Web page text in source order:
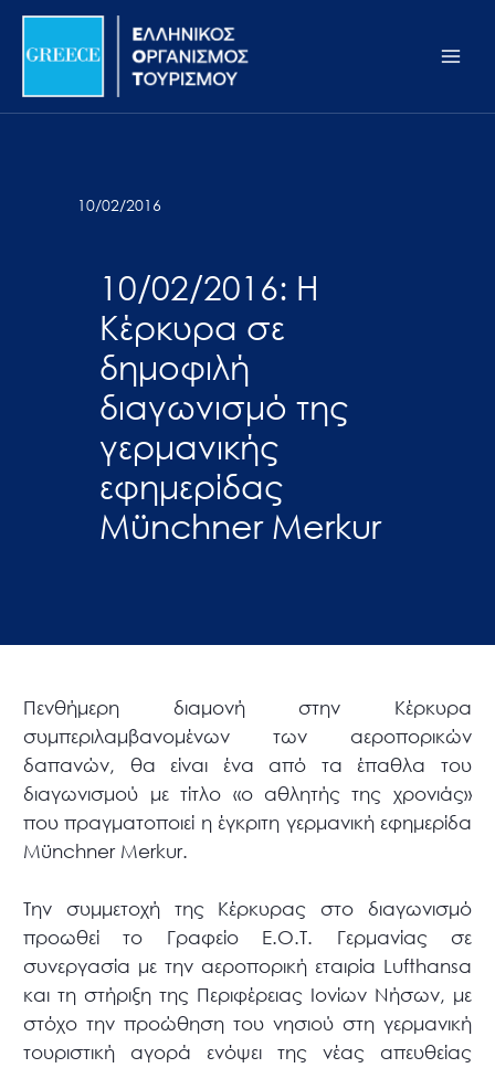
Σημείωση:
ιστότοπος
προσβασιμότητας.
Μετάβαση
περιεχόμενο
10/02/2016
10/02/2016: H
Κέρκυρα σε
δημοφιλή
διαγωνισμό της
γερμανικής
εφημερίδας
Münchner Merkur
Πενθήμερη διαμονή στην Κέρκυρα
συμπεριλαμβανομένων των αεροπορικών
δαπανών, θα είναι ένα από τα έπαθλα του
διαγωνισμού με τίτλο «ο αθλητής της χρονιάς»
που πραγματοποιεί η έγκριτη γερμανική εφημερίδα
Münchner Merkur.
Την συμμετοχή της Κέρκυρας στο διαγωνισμό
προωθεί το Γραφείο Ε.Ο.Τ. Γερμανίας σε
συνεργασία με την αεροπορική εταιρία Lufthansa
και τη στήριξη της Περιφέρειας Ιονίων Νήσων, με
στόχο την προώθηση του νησιού στη γερμανική
τουριστική αγορά ενόψει της νέας απευθείας